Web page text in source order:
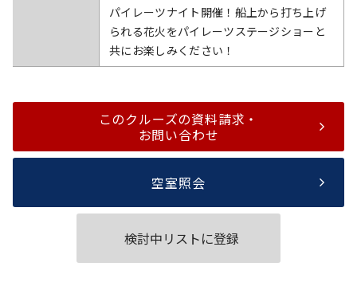
パイレーツナイト開催！船上から打ち上げ
られる花火をパイレーツステージショーと
共にお楽しみください！
このクルーズの資料請求・
お問い合わせ
空室照会
検討中リストに登録